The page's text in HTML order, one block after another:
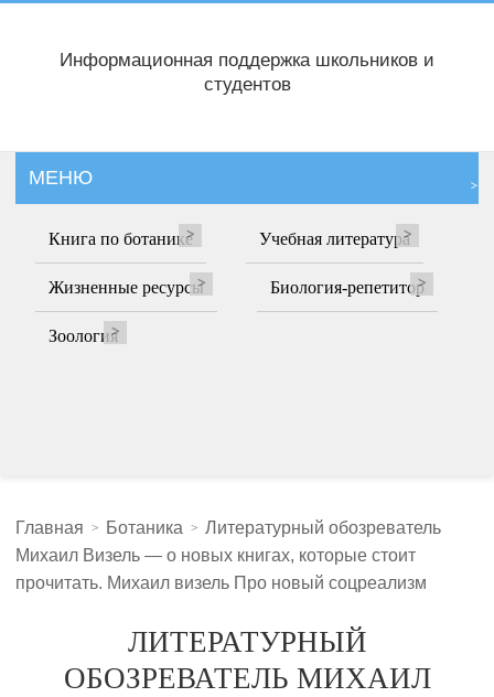
Информационная поддержка школьников и
студентов
МЕНЮ
Книга по ботанике Учебная литература
Жизненные ресурсы Биология-репетитор
Зоология
Главная Ботаника
Литературный обозреватель
Михаил Визель — о новых книгах, которые стоит
прочитать. Михаил визель Про новый соцреализм
ЛИТЕРАТУРНЫЙ
ОБОЗРЕВАТЕЛЬ МИХАИЛ